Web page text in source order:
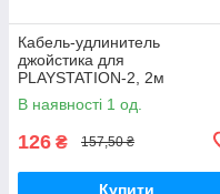
Кабель-удлинитель
джойстика для
PLAYSTATION-2, 2м
В наявності 1 од.
126 ₴ 157,50 ₴
Купити